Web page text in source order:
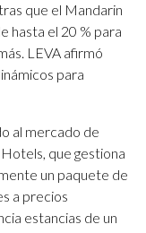
que el Mandarin
hasta el 20 % para
LEVA afirmó
para
al mercado de
que gestiona
un paquete de
a precios
estancias de un